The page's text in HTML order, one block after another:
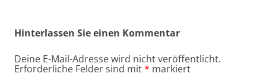
Hinterlassen Sie einen Kommentar
Deine E-Mail-Adresse wird nicht veröffentlicht.
Erforderliche Felder sind mit* markiert